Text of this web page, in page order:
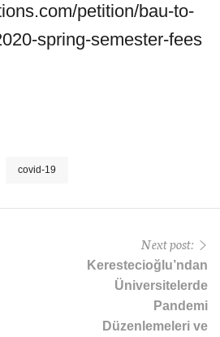
petition/bau-to-
spring-semester-fees
covid-19
Next post:
Kerestecioğlu’ndan
Üniversitelerde
Pandemi
Düzenlemeleri ve